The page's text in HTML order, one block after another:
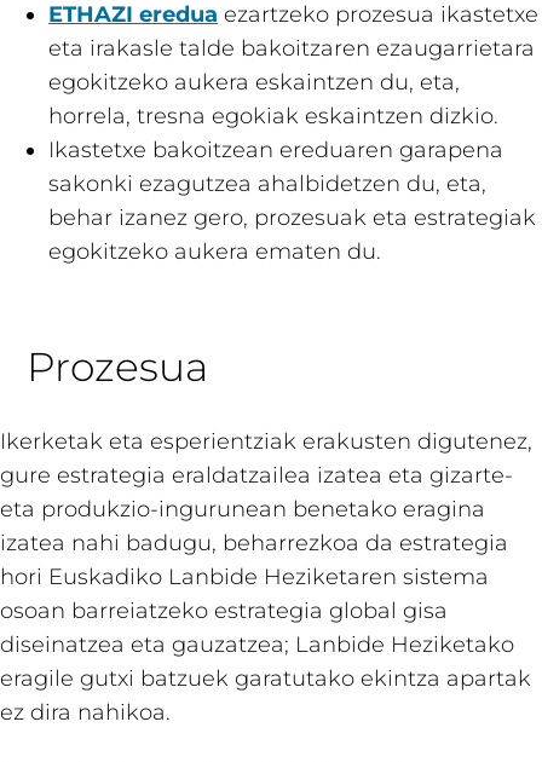
ETHAZI eredua ezartzeko prozesua ikastetxe
eta irakasle talde bakoitzaren ezaugarrietara
egokitzeko aukera eskaintzen du, eta,
horrela, tresna egokiak eskaintzen dizkio.
Ikastetxe bakoitzean ereduaren garapena
sakonki ezagutzea ahalbidetzen du, eta,
behar izanez gero, prozesuak eta estrategiak
egokitzeko aukera ematen du.
Prozesua
Ikerketak eta esperientziak erakusten digutenez,
gure estrategia eraldatzailea izatea eta gizarte-
eta produkzio-ingurunean benetako eragina
izatea nahi badugu, beharrezkoa da estrategia
hori Euskadiko Lanbide Heziketaren sistema
osoan barreiatzeko estrategia global gisa
diseinatzea eta gauzatzea; Lanbide Heziketako
eragile gutxi batzuek garatutako ekintza apartak
ez dira nahikoa.